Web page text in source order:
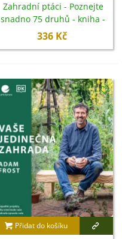
Zahradní ptáci - Poznejte
snadno 75 druhů - kniha -
1 ks
336 Kč
Přidat do košíku